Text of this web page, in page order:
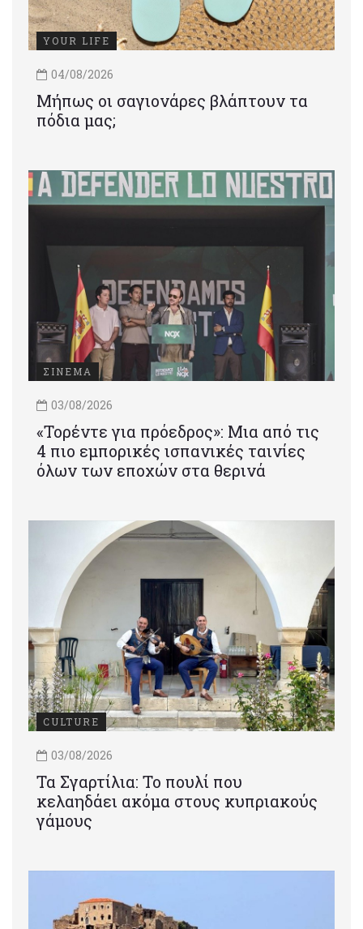
YOUR LIFE
04/08/2026
Μήπως οι σαγιονάρες βλάπτουν τα
πόδια μας;
ΣΙΝΕΜΑ
03/08/2026
«Τορέντε για πρόεδρος»: Mια από τις
4 πιο εμπορικές ισπανικές ταινίες
όλων των εποχών στα θερινά
CULTURE
03/08/2026
Τα Σγαρτίλια: Το πουλί που
κελαηδάει ακόμα στους κυπριακούς
γάμους